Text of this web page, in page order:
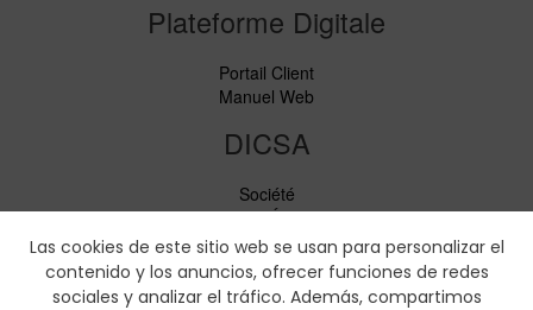
Las cookies de este sitio web se usan para personalizar el
contenido y los anuncios, ofrecer funciones de redes
sociales y analizar el tráfico. Además, compartimos
Plateforme Digitale
Portail Client
Manuel Web
DICSA
Société
Nouvelles et Événements
Services
Code de conduite
Responsabilité sociale